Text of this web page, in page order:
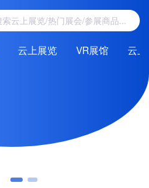
云上展览 VR展馆 云